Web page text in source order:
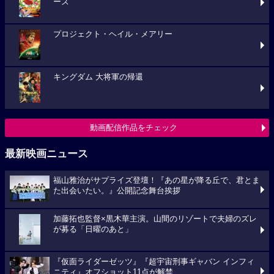
ーズ
プロジェクト・ヘイル・メアリー
キングダム 大将軍の帰還
動画配信作品をチェック
最新映画ニュース
福山雅治がサプライズ登壇！『あの星が降る丘で、君とま
た出会いたい。』公開記念舞台挨拶
加藤拓也監督×黒木華主演。山間のリゾートで夫婦のズレ
が募る「日曜のあと」
『仮面ライダーゼッツ』『超宇宙刑事ギャバン インフィ
ニティ』オフショット11点が解禁